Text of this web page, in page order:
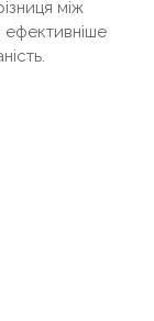
між
ефективніше